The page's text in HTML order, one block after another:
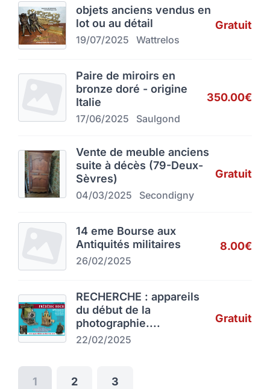
objets anciens vendus en
lot ou au détail
19/07/2025 Wattrelos
Gratuit
Paire de miroirs en
bronze doré - origine
Italie
17/06/2025 Saulgond
350.00€
Vente de meuble anciens
suite à décès (79-Deux-
Sèvres)
04/03/2025 Secondigny
Gratuit
14 eme Bourse aux
Antiquités militaires
26/02/2025
8.00€
RECHERCHE : appareils
du début de la
photographie....
22/02/2025
Gratuit
1 2 3